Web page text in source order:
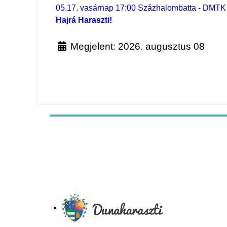
05.17. vasárnap 17:00 Százhalombatta - DMTK
Hajrá Haraszti!
Megjelent: 2026. augusztus 08